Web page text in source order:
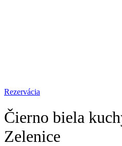
Rezervácia
Čierno biela
Zelenice